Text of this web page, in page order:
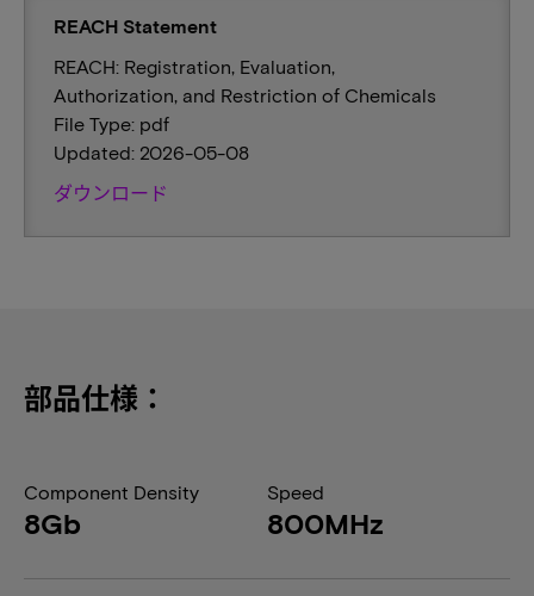
REACH Statement
REACH: Registration, Evaluation,
Authorization, and Restriction of Chemicals
File Type: pdf
Updated: 2026-05-08
ダウンロード
部品仕様：
Component Density
8Gb
Speed
800MHz